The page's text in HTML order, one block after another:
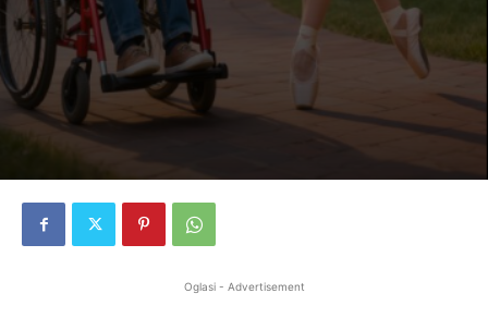
Oglasi - Advertisement